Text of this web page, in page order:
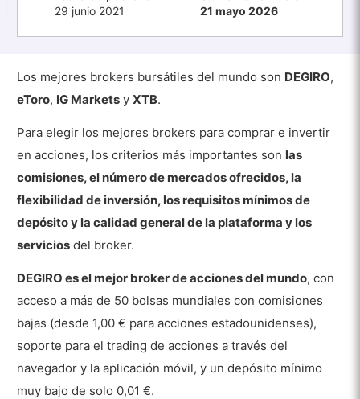
29 junio 2021
21 mayo 2026
Los mejores brokers bursátiles del mundo son DEGIRO,
eToro, IG Markets yXTB.
Para elegir los mejores brokers para comprar e invertir
en acciones, los criterios más importantes son las
comisiones, el número de mercados ofrecidos, la
flexibilidad de inversión, los requisitos mínimos de
depósito y la calidad general de la plataforma y los
servicios del broker.
DEGIRO es el mejor broker de acciones del mundo, con
acceso a más de 50 bolsas mundiales con comisiones
bajas (desde 1,00 € para acciones estadounidenses),
soporte para el trading de acciones a través del
navegador y la aplicación móvil, y un depósito mínimo
muy bajo de solo 0,01 €.